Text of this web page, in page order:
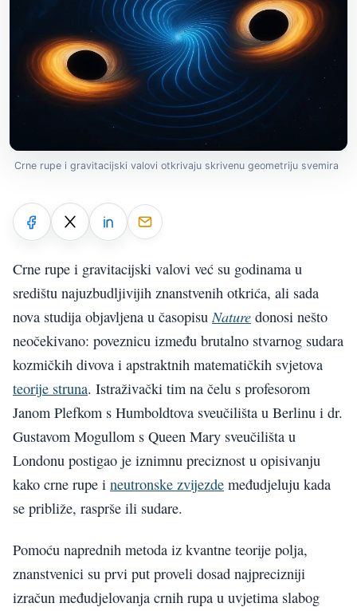
Crne rupe i gravitacijski valovi otkrivaju skrivenu geometriju svemira
Crne rupe i gravitacijski valovi već su godinama u
središtu najuzbudljivijih znanstvenih otkrića, ali sada
nova studija objavljena u časopisuNature donosi nešto
neočekivano: poveznicu između brutalno stvarnog sudara
kozmičkih divova i apstraktnih matematičkih svjetova
teorije struna. Istraživački tim na čelu s profesorom
Janom Plefkom s Humboldtova sveučilišta u Berlinu i dr.
Gustavom Mogullom s Queen Mary sveučilišta u
Londonu postigao je iznimnu preciznost u opisivanju
kako crne rupe i neutronske zvijezde međudjeluju kada
se približe, rasprše ili sudare.
Pomoću naprednih metoda iz kvantne teorije polja,
znanstvenici su prvi put proveli dosad najprecizniji
izračun međudjelovanja crnih rupa u uvjetima slabog